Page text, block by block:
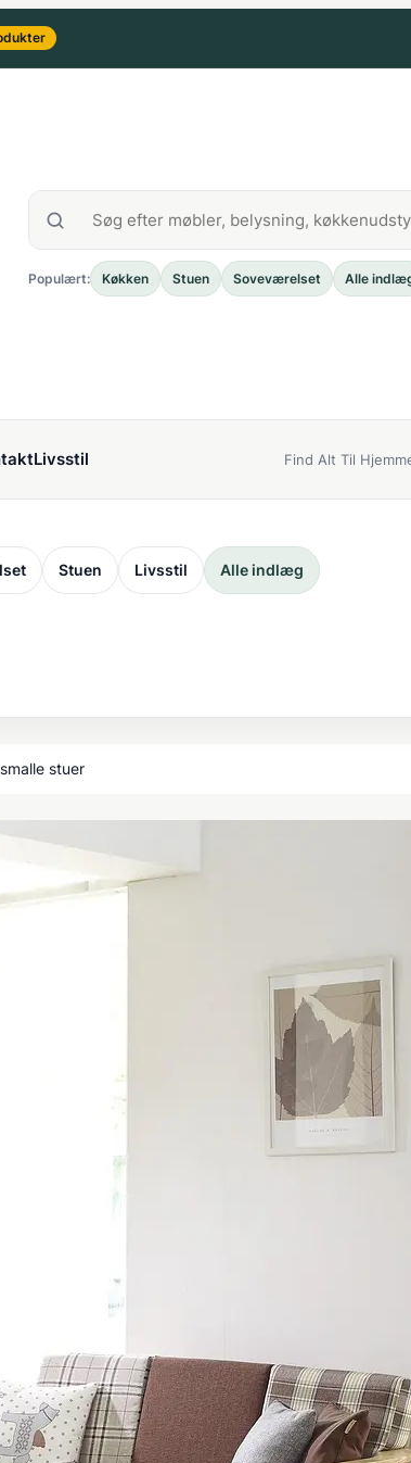
Populært: Køkken Stuen Soveværelset Alle
Livsstil Find Alt Til
Stuen Livsstil Alle indlæg
stuer